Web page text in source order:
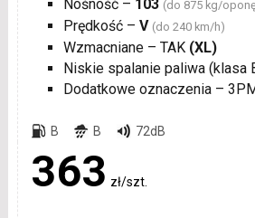
Nośność – 103 (do 875 kg/
Prędkość – V (do 240 km/h)
Wzmacniane – TAK (XL)
Niskie spalanie paliwa (klasa
Dodatkowe oznaczenia –
B B 72dB
363 zł/szt.